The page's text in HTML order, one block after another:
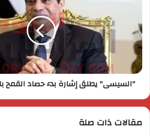
"السيسى" يطلق إشارة بدء حصاد القمح
مقالات ذات صلة